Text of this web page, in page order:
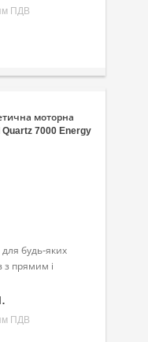
ПДВ
моторна
Quartz 7000 Energy
будь-яких
з прямим і
ПДВ